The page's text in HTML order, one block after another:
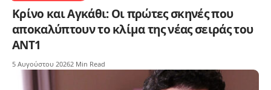
Κρίνο και Αγκάθι: Οι πρώτες σκηνές που
αποκαλύπτουν το κλίμα της νέας σειράς του
ΑΝΤ1
5 Αυγούστου 20262 Min Read